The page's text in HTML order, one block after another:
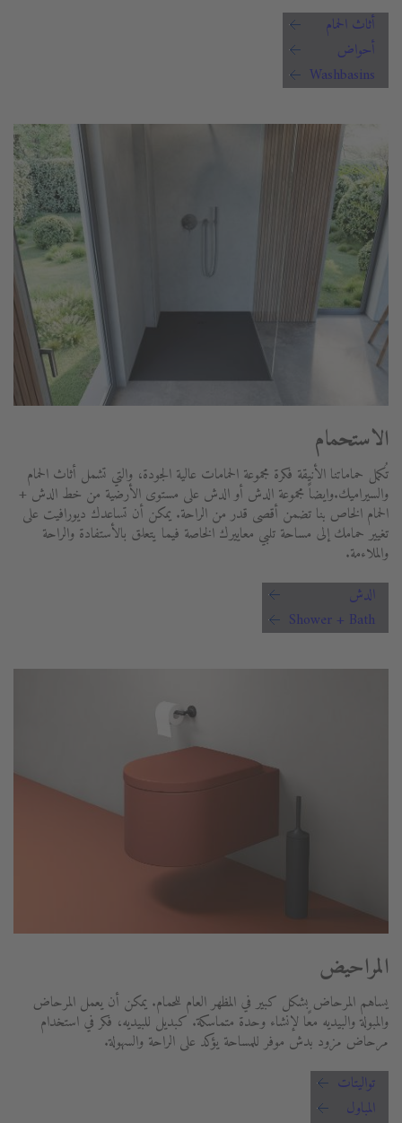
أثاث الحمام
أحواض
Washbasins
الاستحمام
تُكمل حماماتنا الأنيقة فكرة مجموعة الحمامات عالية الجودة، والتي تشمل أثاث الحمام
والسيراميك.وايضاً مجموعة الدش أو الدش على مستوى الأرضية من خط الدش +
الحمام الخاص بنا تضمن أقصى قدر من الراحة. يمكن أن تساعدك ديورافيت على
تغيير حمامك إلى مساحة تلبي معاييرك الخاصة فيما يتعلق بالأستفادة والراحة
والملاءمة.
الدش
Shower + Bath
المراحيض
يساهم المرحاض بشكل كبير في المظهر العام للحمام. يمكن أن يعمل المرحاض
والمبولة والبيديه معًا لإنشاء وحدة متماسكة. كبديل للبيديه، فكر في استخدام
مرحاض مزود بدش موفر للمساحة يؤكد على الراحة والسهولة.
تواليتات
المباول